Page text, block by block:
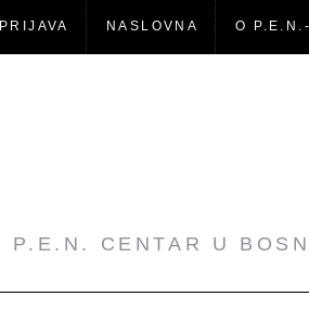
PRIJAVA NASLOVNA O
P.E.N. CENTAR U